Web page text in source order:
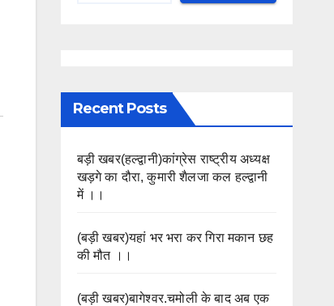
Recent Posts
बड़ी खबर(हल्द्वानी)कांग्रेस राष्ट्रीय अध्यक्ष
खड़गे का दौरा, कुमारी शैलजा कल हल्द्वानी
में ।।
(बड़ी खबर)यहां भर भरा कर गिरा मकान छह
की मौत ।।
(बड़ी खबर)बागेश्वर.चमोली के बाद अब एक